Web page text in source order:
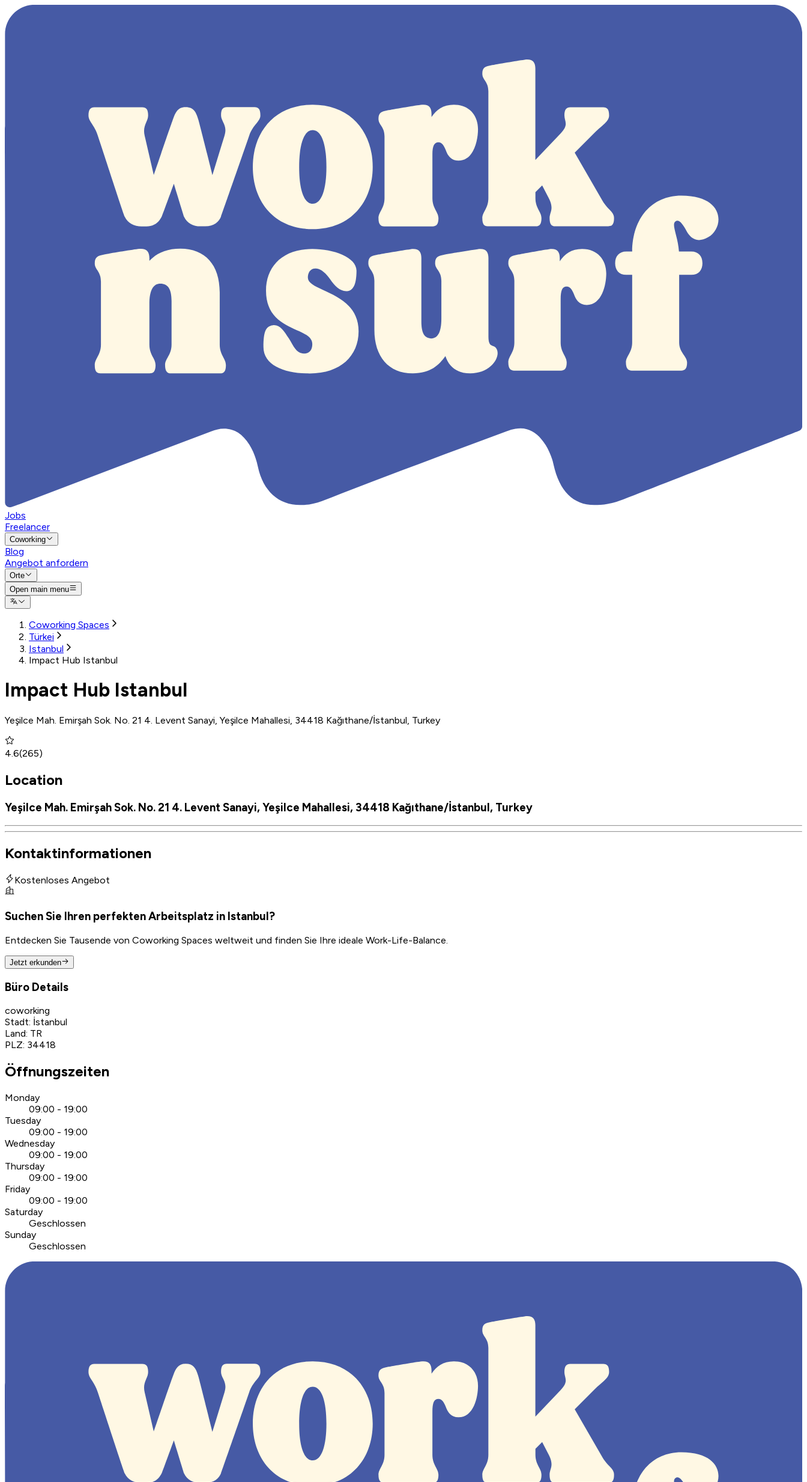
Jobs
Freelancer
Coworking
Blog
Angebot anfordern
Orte
Open main menu
Coworking Spaces
Türkei
Istanbul
Impact Hub Istanbul
Impact Hub Istanbul
Yeşilce Mah. Emirşah Sok. No. 21 4. Levent Sanayi, Yeşilce Mahallesi, 34418 Kağıthane/İstanbul, Turkey
4.6(265)
Location
Yeşilce Mah. Emirşah Sok. No. 21 4. Levent Sanayi, Yeşilce Mahallesi, 34418 Kağıthane/İstanbul, Turkey
Kontaktinformationen
Kostenloses Angebot
Suchen Sie Ihren perfekten Arbeitsplatz in Istanbul?
Entdecken Sie Tausende von Coworking Spaces weltweit und finden Sie Ihre ideale Work-Life-Balance.
Jetzt erkunden
Büro Details
coworking
Stadt: İstanbul
Land: TR
PLZ: 34418
Öffnungszeiten
Monday
09:00 - 19:00
Tuesday
09:00 - 19:00
Wednesday
09:00 - 19:00
Thursday
09:00 - 19:00
Friday
09:00 - 19:00
Saturday
Geschlossen
Sunday
Geschlossen